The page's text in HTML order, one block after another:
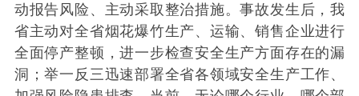
动报告风险、主动采取整治措施。事故发生后，我
省主动对全省烟花爆竹生产、运输、销售企业进行
全面停产整顿，进一步检查安全生产方面存在的漏
洞；举一反三迅速部署全省各领域安全生产工作、